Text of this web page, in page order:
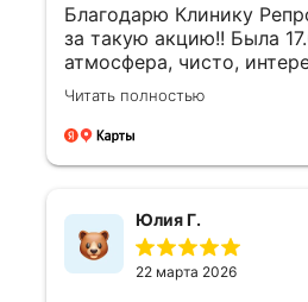
Благодарю Клинику
за такую акцию!! Была
атмосфера, чисто,
приятные девушки -
благодарность врачу
медсестре за такой
Читать полностью
Юлия Г.
22 марта 2026